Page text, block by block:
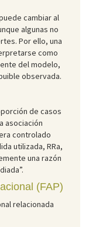
cambiar al
algunas no
Por ello, una
como
del modelo,
observada.
de casos
asociación
controlado
utilizada, RRa,
una razón
(FAP)
relacionada